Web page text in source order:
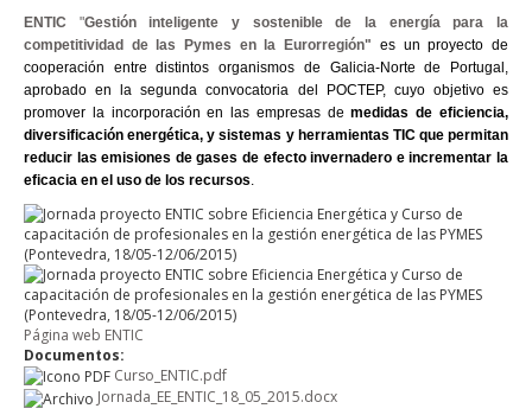
ENTIC "Gestión inteligente y sostenible de la energía para la
competitividad de las Pymes en la Eurorregión" es un proyecto de
cooperación entre distintos organismos de Galicia-Norte de Portugal,
aprobado en la segunda convocatoria del POCTEP, cuyo objetivo es
promover la incorporación en las empresas de medidas de eficiencia,
diversificación energética, y sistemas y herramientas TIC que permitan
reducir las emisiones de gases de efecto invernadero e incrementar la
eficacia en el uso de los recursos.
Página web ENTIC
Documentos:
Curso_ENTIC.pdf
Jornada_EE_ENTIC_18_05_2015.docx